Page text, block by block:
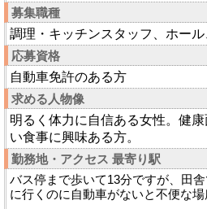
募集職種
調理・キッチンスタッフ、ホール
応募資格
自動車免許のある方
求める人物像
明るく体力に自信ある女性。健
い食事に興味ある方。
勤務地・アクセス 最寄り駅
バス停まで歩いて13分ですが、田
に行くのに自動車がないと不便な場